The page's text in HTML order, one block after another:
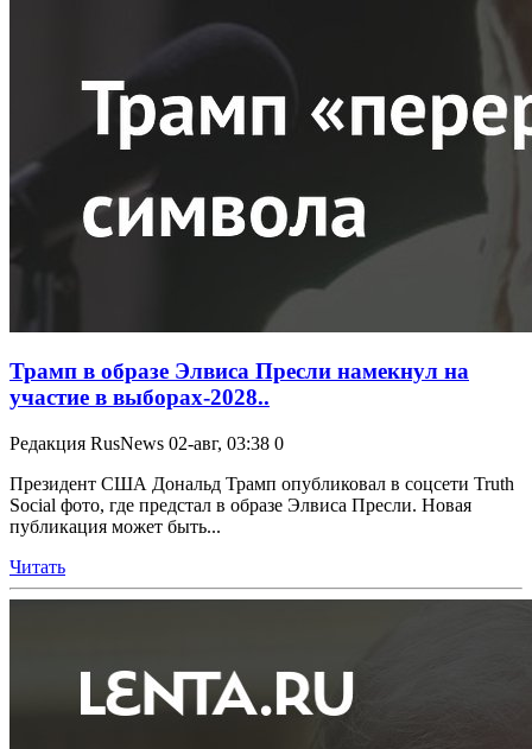
Трамп в образе Элвиса Пресли намекнул на
участие в выборах-2028..
Редакция RusNews 02-авг, 03:38 0
Президент США Дональд Трамп опубликовал в соцсети Truth
Social фото, где предстал в образе Элвиса Пресли. Новая
публикация может быть...
Читать